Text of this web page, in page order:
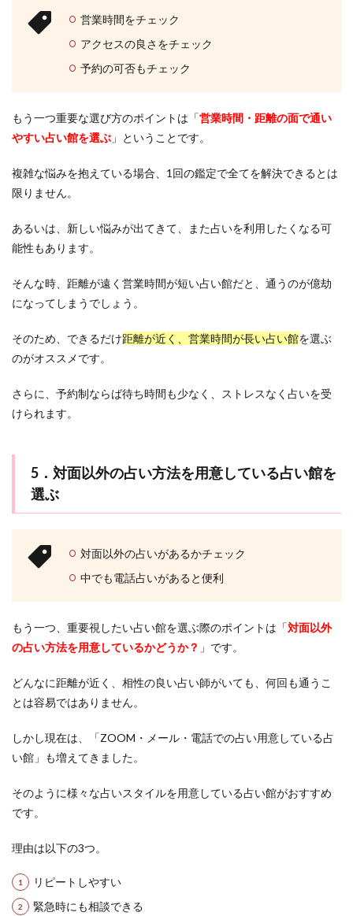
営業時間をチェック
アクセスの良さをチェック
予約の可否もチェック
もう一つ重要な選び方のポイントは「営業時間・距離の面で通い
やすい占い館を選ぶ 」ということです。
複雑な悩みを抱えている場合、1回の鑑定で全てを解決できるとは
限りません。
あるいは、新しい悩みが出てきて、また占いを利用したくなる可
能性もあります。
そんな時、距離が遠く営業時間が短い占い館だと、通うのが億劫
になってしまうでしょう。
そのため、できるだけ距離が近く、営業時間が長い占い館を選ぶ
のがオススメです。
さらに、予約制ならば待ち時間も少なく、ストレスなく占いを受
けられます。
5．対面以外の占い方法を用意している占い館を
選ぶ
対面以外の占いがあるかチェック
中でも電話占いがあると便利
もう一つ、重要視したい占い館を選ぶ際のポイントは「対面以外
の占い方法を用意しているかどうか？ 」です。
どんなに距離が近く、相性の良い占い師がいても、何回も通うこ
とは容易ではありません。
しかし現在は、「ZOOM・メール・電話での占い用意している占
い館」も増えてきました。
そのように様々な占いスタイルを用意している占い館がおすすめ
です。
理由は以下の3つ。
リピートしやすい
緊急時にも相談できる